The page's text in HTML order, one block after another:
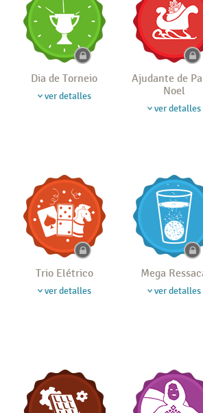
Dia de Torneio
ver detalles
Ajudante de
Noel
ver detalles
Trio Elétrico
ver detalles
Mega
ver detalles